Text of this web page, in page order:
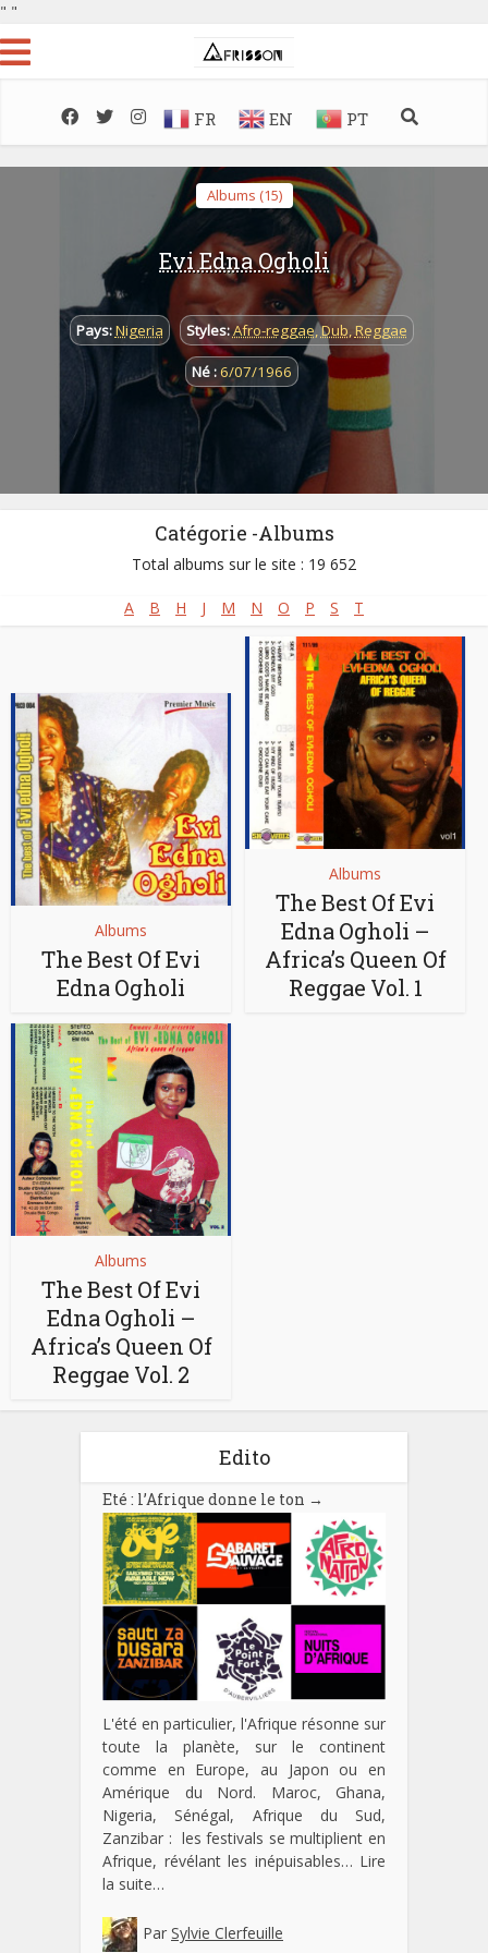
" "
FR EN PT
Albums (15)
Evi Edna Ogholi
Pays:Nigeria Styles:Afro-reggae,Dub,Reggae
Né :6/07/1966
Catégorie -Albums
Total albums sur le site : 19 652
A B H J M N O P S T
Albums
The Best Of Evi
Edna Ogholi
Albums
The Best Of Evi
Edna Ogholi –
Africa’s Queen Of
Reggae Vol. 1
Albums
The Best Of Evi
Edna Ogholi –
Africa’s Queen Of
Reggae Vol. 2
Edito
Eté : l’Afrique donne le ton →
L'été en particulier, l'Afrique résonne sur
toute la planète, sur le continent
comme en Europe, au Japon ou en
Amérique du Nord. Maroc, Ghana,
Nigeria, Sénégal, Afrique du Sud,
Zanzibar : les festivals se multiplient en
Afrique, révélant les inépuisables… Lire
la suite…
Par Sylvie Clerfeuille